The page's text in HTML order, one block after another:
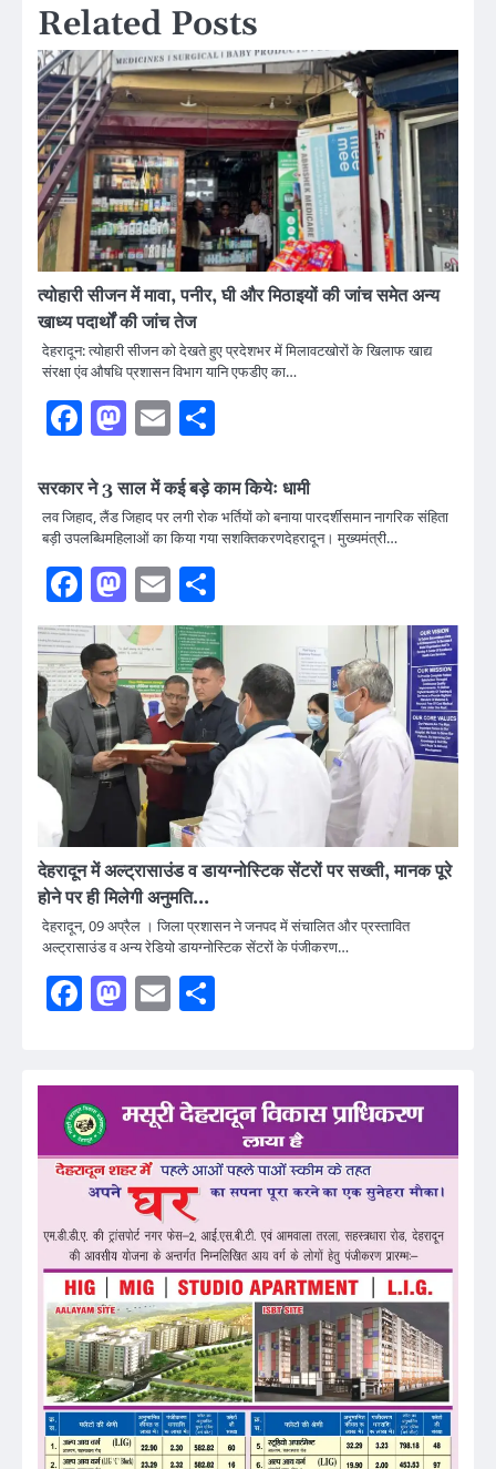
Related Posts
त्योहारी सीजन में मावा, पनीर, घी और मिठाइयों की जांच समेत अन्य
खाध्य पदार्थों की जांच तेज
देहरादून: त्योहारी सीजन को देखते हुए प्रदेशभर में मिलावटखोरों के खिलाफ खाद्य
संरक्षा एंव औषधि प्रशासन विभाग यानि एफडीए का…
Facebook
Mastodon
Email
सरकार ने 3 साल में कई बड़े काम कियेः धामी
लव जिहाद, लैंड जिहाद पर लगी रोक भर्तियों को बनाया पारदर्शीसमान नागरिक संहिता
बड़ी उपलब्धिमहिलाओं का किया गया सशक्तिकरणदेहरादून। मुख्यमंत्री…
Facebook
Mastodon
Email
देहरादून में अल्ट्रासाउंड व डायग्नोस्टिक सेंटरों पर सख्ती, मानक पूरे
होने पर ही मिलेगी अनुमति…
देहरादून, 09 अप्रैल । जिला प्रशासन ने जनपद में संचालित और प्रस्तावित
अल्ट्रासाउंड व अन्य रेडियो डायग्नोस्टिक सेंटरों के पंजीकरण…
Facebook
Mastodon
Email